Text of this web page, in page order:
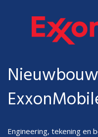
Engineering, tekening en